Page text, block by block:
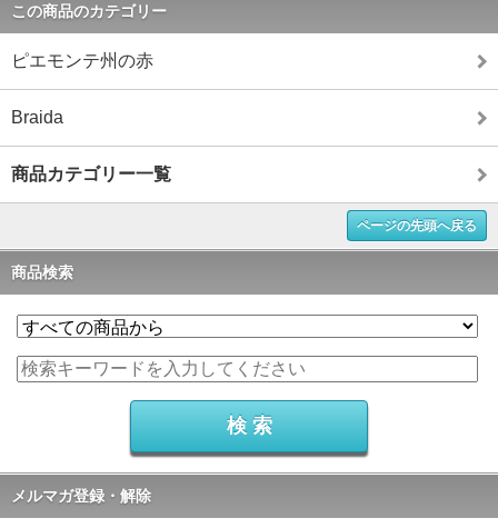
この商品のカテゴリー
ピエモンテ州の赤
Braida
商品カテゴリー一覧
ページの先頭へ戻る
商品検索
メルマガ登録・解除